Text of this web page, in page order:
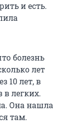
и есть.
болезнь
лет
10 лет, в
в легких.
Она нашла
там.